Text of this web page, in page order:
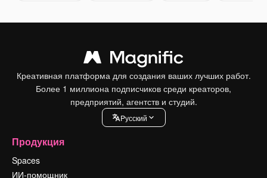
Креативная платформа для создания ваших лучших работ.
Более 1 миллиона подписчиков среди креаторов,
предприятий, агентств и студий.
Pусский
Продукция
Spaces
ИИ-помощник